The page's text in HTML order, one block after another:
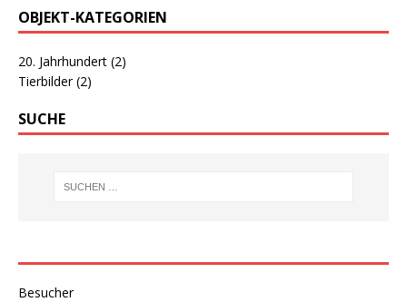
OBJEKT-KATEGORIEN
20. Jahrhundert (2)
Tierbilder(2)
SUCHE
Besucher